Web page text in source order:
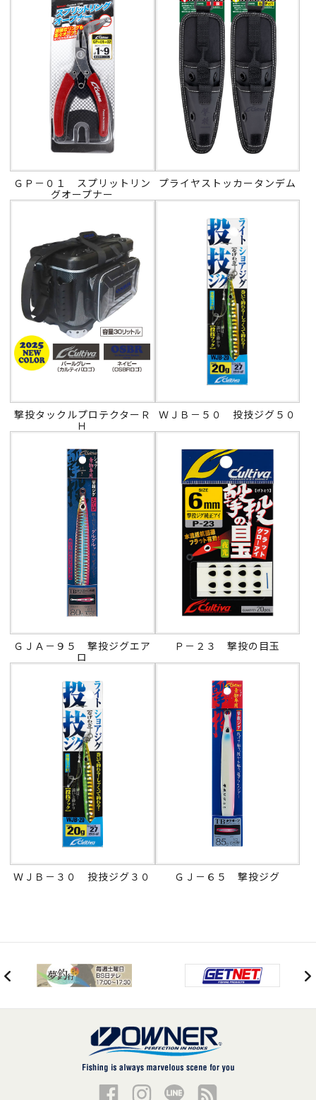
ＧＰ－０１ スプリットリン
グオープナー
プライヤストッカータンデム
撃投タックルプロテクターＲ
Ｈ
ＷＪＢ－５０ 投技ジグ５０
ＧＪＡ－９５ 撃投ジグエア
ロ
Ｐ－２３ 撃投の目玉
ＷＪＢ－３０ 投技ジグ３０ ＧＪ－６５ 撃投ジグ